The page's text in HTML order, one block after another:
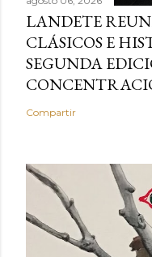
LANDETE
CLÁSICOS E
SEGUNDA
Compartir